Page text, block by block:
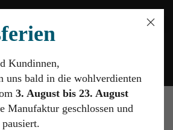
EN
Temperafarben
Brauntöne
20
Kundinnen,
uns bald in die wohlverdienten
3. August bis 23. August
Manufaktur geschlossen und